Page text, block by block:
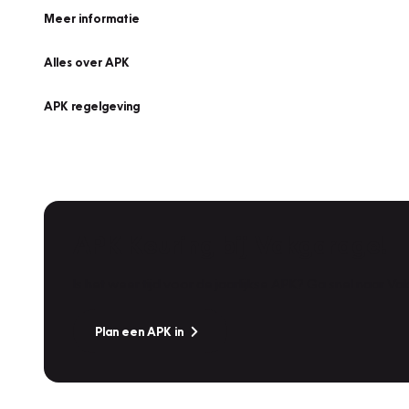
Meer informatie
Alles over APK
APK regelgeving
Plan een APK in